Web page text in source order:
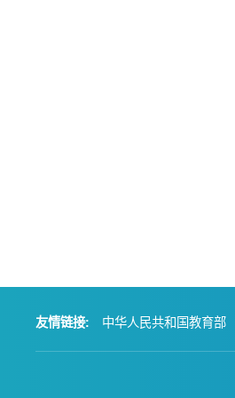
友情链接: 中华人民共和国教育部